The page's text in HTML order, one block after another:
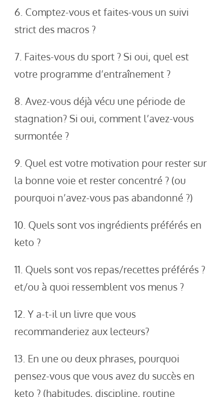
6. Comptez-vous et faites-vous un suivi
strict des macros ?
7. Faites-vous du sport ? Si oui, quel est
votre programme d’entraînement ?
8. Avez-vous déjà vécu une période de
stagnation? Si oui, comment l’avez-vous
surmontée ?
9. Quel est votre motivation pour rester sur
la bonne voie et rester concentré ? (ou
pourquoi n’avez-vous pas abandonné ?)
10. Quels sont vos ingrédients préférés en
keto ?
11. Quels sont vos repas/recettes préférés ?
et/ou à quoi ressemblent vos menus ?
12. Y a-t-il un livre que vous
recommanderiez aux lecteurs?
13. En une ou deux phrases, pourquoi
pensez-vous que vous avez du succès en
keto ? (habitudes, discipline, routine